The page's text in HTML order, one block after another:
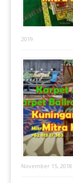
2019
November 15, 2018